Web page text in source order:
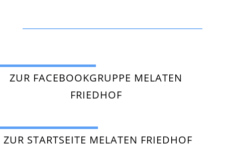
ZUR FACEBOOKGRUPPE MELATEN
FRIEDHOF
ZUR STARTSEITE MELATEN FRIEDHOF